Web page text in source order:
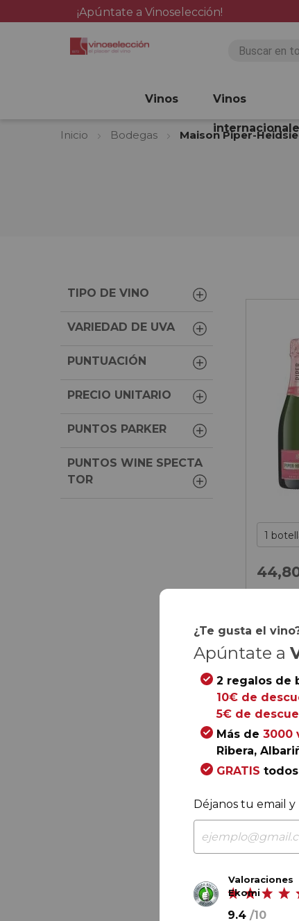
¡Apúntate a Vinoselección!
Vinos Vinos
Inicio Bodegas Maison Piper-
44,
TIPO DE VINO
VARIEDAD DE UVA
PUNTUACIÓN
PRECIO UNITARIO
PUNTOS PARKER
PUNTOS WINE SPECTA
TOR
¿Te gusta el
Apúntate a
2 regalos de
10€ de
5€ de
Más de 3000
Ribera,
GRATIS todos
Déjanos tu email
Valoraciones
Ekomi
9.4 /10